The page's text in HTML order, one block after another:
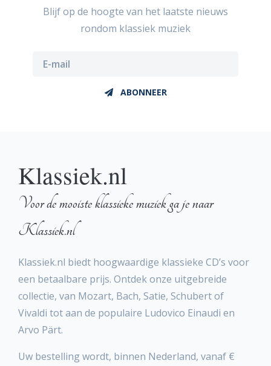
Blijf op de hoogte van het laatste nieuws
rondom klassiek muziek
ABONNEER
Klassiek.nl
Voor de mooiste klassieke muziek ga je naar
Klassiek.nl
Klassiek.nl biedt hoogwaardige klassieke CD’s voor
een betaalbare prijs. Ontdek onze uitgebreide
collectie, van Mozart, Bach, Satie, Schubert of
Vivaldi tot aan de populaire Ludovico Einaudi en
Arvo Pärt.
Uw bestelling wordt, binnen Nederland, vanaf €